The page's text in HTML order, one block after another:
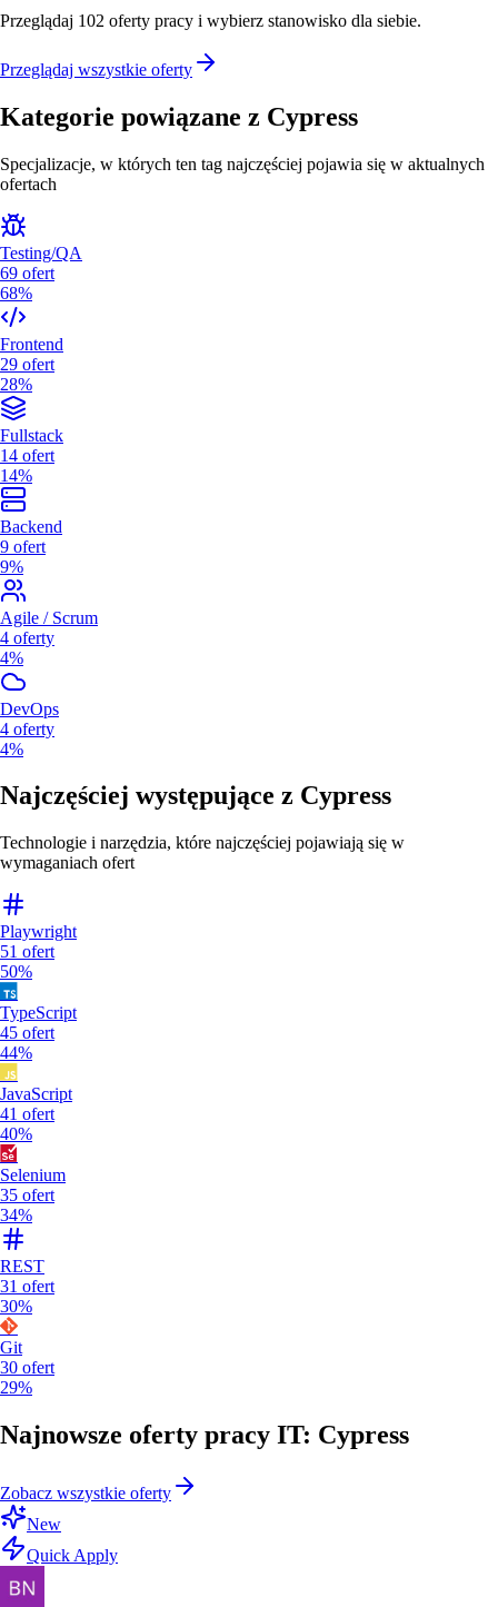
Przeglądaj 102 oferty pracy i wybierz stanowisko dla siebie.
Przeglądaj wszystkie oferty
Kategorie powiązane z Cypress
Specjalizacje, w których ten tag najczęściej pojawia się w aktualnych
ofertach
Testing/QA
69 ofert
68%
Frontend
29 ofert
28%
Fullstack
14 ofert
14%
Backend
9 ofert
9%
Agile / Scrum
4 oferty
4%
DevOps
4 oferty
4%
Najczęściej występujące z Cypress
Technologie i narzędzia, które najczęściej pojawiają się w
wymaganiach ofert
Playwright
51 ofert
50%
TypeScript
45 ofert
44%
JavaScript
41 ofert
40%
Selenium
35 ofert
34%
REST
31 ofert
30%
Git
30 ofert
29%
Najnowsze oferty pracy IT: Cypress
Zobacz wszystkie oferty
New
Quick Apply